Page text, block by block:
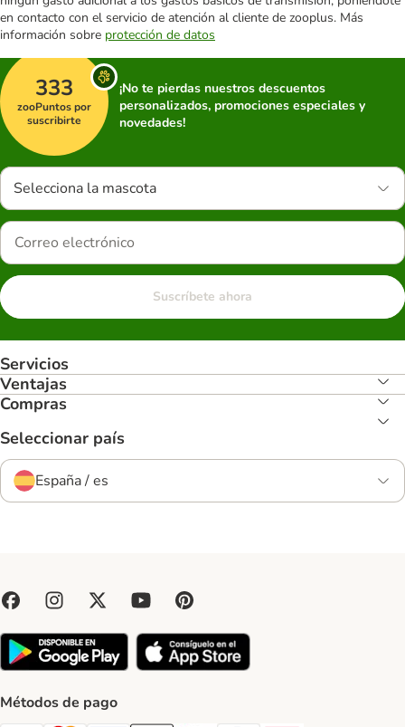
en contacto con el servicio de atención al cliente de zooplus. Más
información sobre protección de datos
333
zooPuntos por
suscribirte
¡No te pierdas nuestros descuentos
personalizados, promociones especiales y
novedades!
Selecciona la mascota
Suscríbete ahora
Servicios
Ventajas
Compras
Seleccionar país
España / es
Métodos de pago